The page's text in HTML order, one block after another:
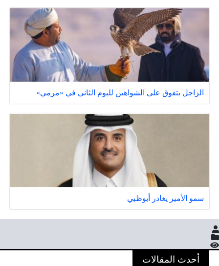
الزاجل يتفوق على الشواهين لليوم الثاني في «مرمي»
سمو الأمير يغادر أبوظبي
أحدث المقالات